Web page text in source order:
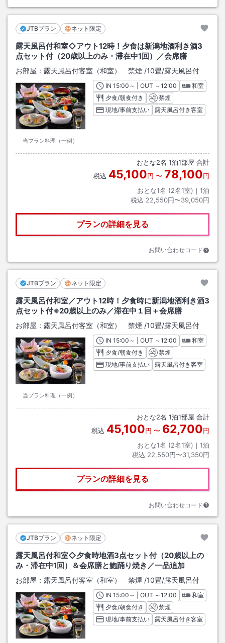
JTBプラン ネット限定
露天風呂付和室◇アウト12時！夕食は新潟地酒利き酒3
点セット付（20歳以上のみ・滞在中1回）／会席膳
お部屋： 露天風呂付客室（和室） 禁煙 /10畳/露天風呂付
当プラン料理（一例）
INチェックイン
15:00 ～ | OUT チェックアウト
～12:00
和室
夕食/朝食付き
禁煙
現地/事前支払い
露天風呂付き客室
おとな2名 1泊1部屋 合計
税込 45,100円 〜 78,100円
おとな1名 (2名1室)｜ 1泊
税込 22,550円〜39,050円
プランの詳細を見る
お問い合わせコード
JTBプラン ネット限定
露天風呂付和室／アウト12時！夕食時に新潟地酒利き酒3
点セット付※20歳以上のみ／滞在中１回＋会席膳
お部屋： 露天風呂付客室（和室） 禁煙 /10畳/露天風呂付
当プラン料理（一例）
INチェックイン
15:00 ～ | OUT チェックアウト
～12:00
和室
夕食/朝食付き
禁煙
現地/事前支払い
露天風呂付き客室
おとな2名 1泊1部屋 合計
税込 45,100円 〜 62,700円
おとな1名 (2名1室)｜ 1泊
税込 22,550円〜31,350円
プランの詳細を見る
お問い合わせコード
JTBプラン ネット限定
露天風呂付和室◇夕食時地酒3点セット付（20歳以上の
み・滞在中1回）＆会席膳と鮑踊り焼き／一品追加
お部屋： 露天風呂付客室（和室） 禁煙 /10畳/露天風呂付
INチェックイン
15:00 ～ | OUT チェックアウト
～12:00
和室
夕食/朝食付き
禁煙
現地/事前支払い
露天風呂付き客室